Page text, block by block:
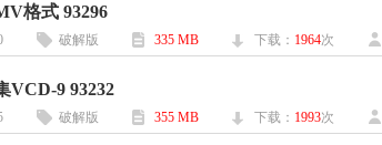
格式 93296
破解版 335 MB 下载： 1964次
VCD-9 93232
破解版 355 MB 下载： 1993次